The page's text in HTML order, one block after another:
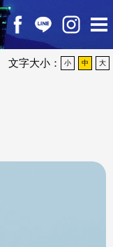
文字大小： 小 中 大